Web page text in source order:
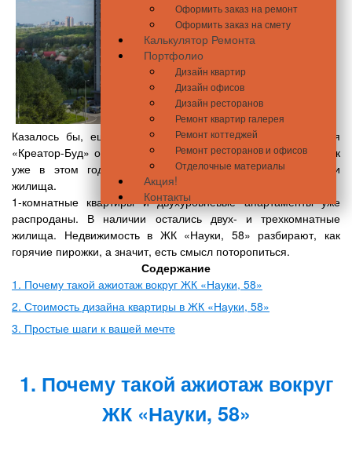
Оформить заказ на ремонт
Оформить заказ на смету
Калькулятор Ремонта
Портфолио
Дизайн квартир
Дизайн офисов
Дизайн ресторанов
Ремонт квартир галерея
Ремонт коттеджей
Ремонт ресторанов и офисов
Отделочные материалы
Акция!
Контакты
Казалось бы, ещё недавно известная столичная компания
«Креатор-Буд» объявила о старте продаж новых квартир, как
уже в этом году счастливые новоселы переедут в свои
жилища.
1-комнатные квартиры и двухуровневые апартаменты уже
распроданы. В наличии остались двух- и трехкомнатные
жилища. Недвижимость в ЖК «Науки, 58» разбирают, как
горячие пирожки, а значит, есть смысл поторопиться.
Содержание
1. Почему такой ажиотаж вокруг ЖК «Науки, 58»
2. Стоимость дизайна квартиры в ЖК «Науки, 58»
3. Простые шаги к вашей мечте
1. Почему такой ажиотаж вокруг
ЖК «Науки, 58»